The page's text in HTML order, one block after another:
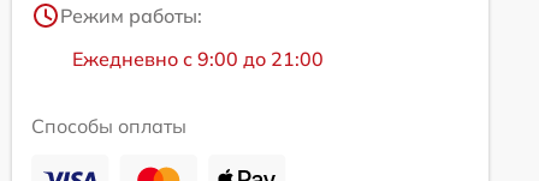
Режим работы:
Ежедневно с 9:00 до 21:00
Способы оплаты